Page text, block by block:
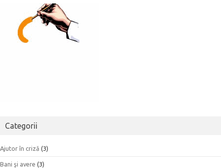
Categorii
Ajutor în criză (3)
Bani şi avere (3)